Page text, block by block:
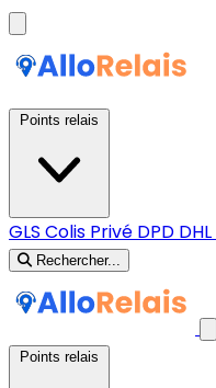
GLS Colis Privé DPD DHL
Rechercher...